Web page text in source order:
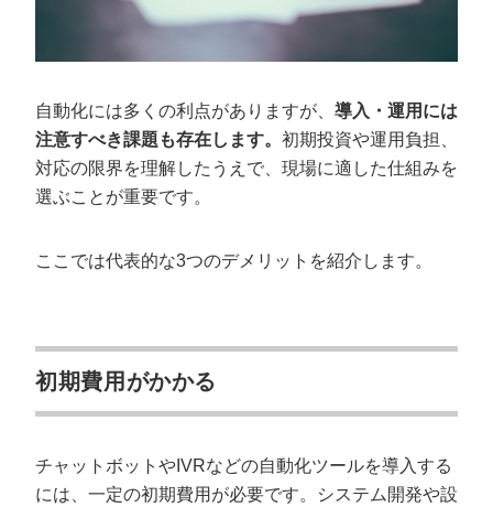
自動化には多くの利点がありますが、 導入・運用には
注意すべき課題も存在します。 初期投資や運用負担、
対応の限界を理解したうえで、現場に適した仕組みを
選ぶことが重要です。
ここでは代表的な3つのデメリットを紹介します。
初期費用がかかる
チャットボットやIVRなどの自動化ツールを導入する
には、一定の初期費用が必要です。システム開発や設